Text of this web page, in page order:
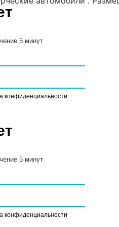
5 минут
конфиденциальности
5 минут
конфиденциальности